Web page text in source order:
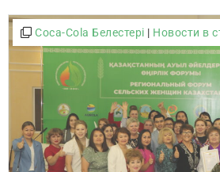
Coca-Cola Белестері | Новости в